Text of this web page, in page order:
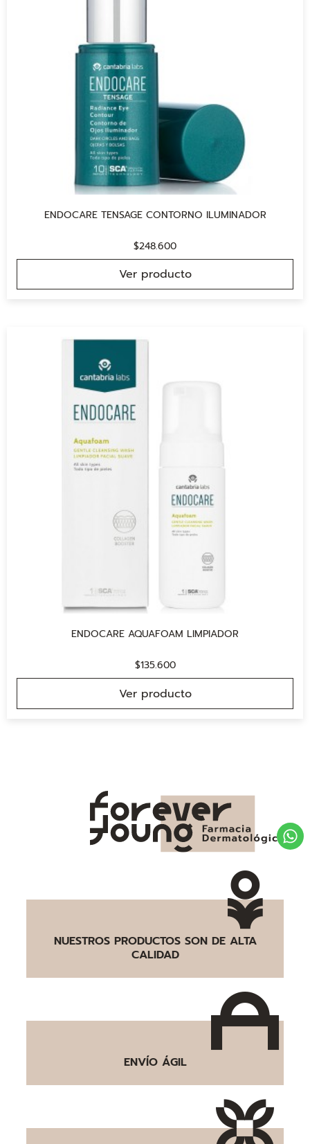
ENDOCARE TENSAGE CONTORNO ILUMINADOR
$248.600
Ver producto
ENDOCARE AQUAFOAM LIMPIADOR
$135.600
Ver producto
NUESTROS PRODUCTOS SON DE ALTA
CALIDAD
ENVÍO ÁGIL